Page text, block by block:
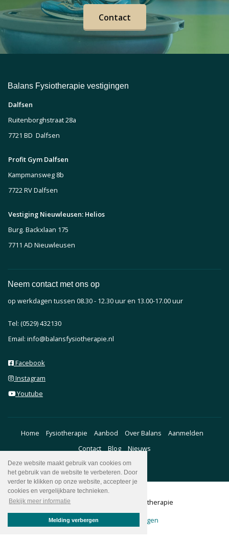
Contact
Balans Fysiotherapie vestigingen
Dalfsen
Ruitenborghstraat 28a
7721 BD Dalfsen
Profit Gym Dalfsen
Kampmansweg 8b
7722 RV Dalfsen
Vestiging Nieuwleusen: Helios
Burg. Backxlaan 175
7711 AD Nieuwleusen
Neem contact met ons op
op werkdagen tussen 08.30 - 12.30 uur en 13.00-17.00 uur
Tel: (0529) 432130
Email: info@balansfysiotherapie.nl
Facebook
Instagram
Youtube
Home Fysiotherapie Aanbod Over Balans
Aanmelden
Contact
Blog Nieuws
Copyright © 2026 Balans Fysiotherapie
Privacyverklaring
Inloggen
Deze website maakt gebruik van cookies om
het gebruik van de website te verbeteren. Door
verder te klikken op onze website, accepteer je
cookies en vergelijkbare technieken.
Bekijk meer informatie
Melding verbergen